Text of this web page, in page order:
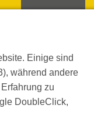
Einige sind
während andere
zu
DoubleClick,